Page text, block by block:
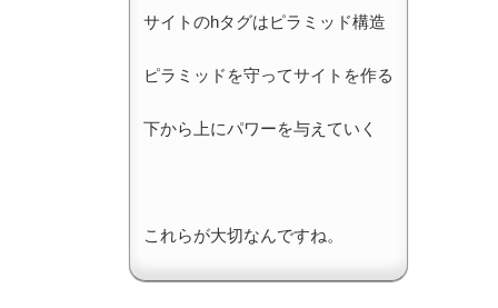
サイトのhタグはピラミッド構造
ピラミッドを守ってサイトを作る
下から上にパワーを与えていく
これらが大切なんですね。